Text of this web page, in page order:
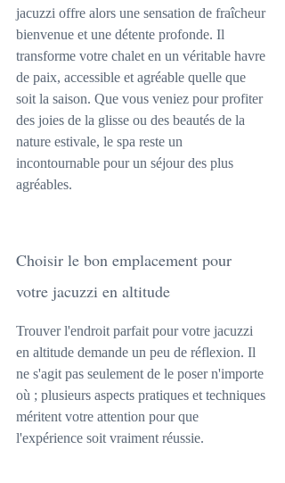
jacuzzi offre alors une sensation de fraîcheur
bienvenue et une détente profonde. Il
transforme votre chalet en un véritable havre
de paix, accessible et agréable quelle que
soit la saison. Que vous veniez pour profiter
des joies de la glisse ou des beautés de la
nature estivale, le spa reste un
incontournable pour un séjour des plus
agréables.
Choisir le bon emplacement pour
votre jacuzzi en altitude
Trouver l'endroit parfait pour votre jacuzzi
en altitude demande un peu de réflexion. Il
ne s'agit pas seulement de le poser n'importe
où ; plusieurs aspects pratiques et techniques
méritent votre attention pour que
l'expérience soit vraiment réussie.